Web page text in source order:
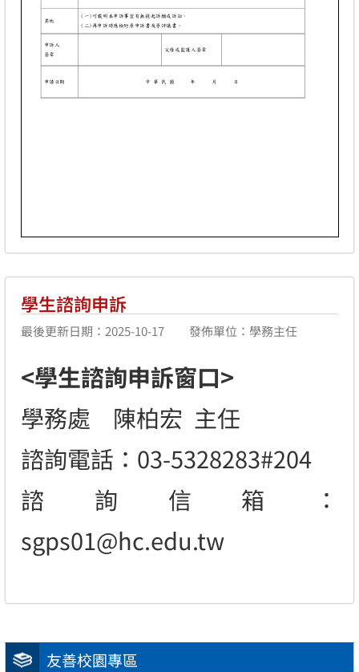
友善校園專區
學生諮詢申訴
最後更新日期：2025-10-17 發佈單位：學務主任
<學生諮詢申訴窗口>
學務處 陳柏宏 主任
諮詢電話：03-5328283#204
諮詢信箱：
sgps01@hc.edu.tw